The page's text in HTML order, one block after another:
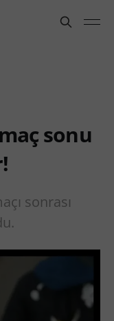
sonu
sonrası